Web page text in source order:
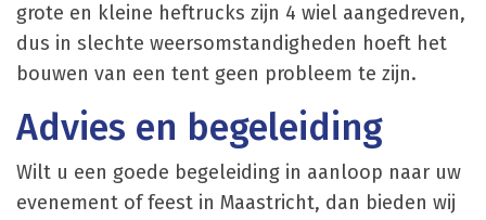
grote en kleine heftrucks zijn 4 wiel aangedreven,
dus in slechte weersomstandigheden hoeft het
bouwen van een tent geen probleem te zijn.
Advies en begeleiding
Wilt u een goede begeleiding in aanloop naar uw
evenement of feest in Maastricht, dan bieden wij